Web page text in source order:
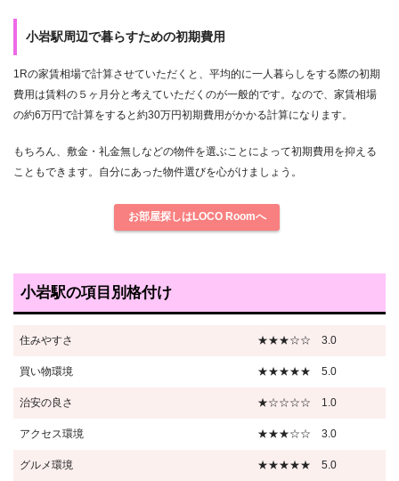
小岩駅周辺で暮らすための初期費用
1Rの家賃相場で計算させていただくと、平均的に一人暮らしをする際の初期
費用は賃料の５ヶ月分と考えていただくのが一般的です。なので、家賃相場
の約6万円で計算をすると約30万円初期費用がかかる計算になります。
もちろん、敷金・礼金無しなどの物件を選ぶことによって初期費用を抑える
こともできます。自分にあった物件選びを心がけましょう。
お部屋探しはLOCO Roomへ
小岩駅の項目別格付け
住みやすさ ★★★☆☆ 3.0
買い物環境 ★★★★★ 5.0
治安の良さ ★☆☆☆☆ 1.0
アクセス環境 ★★★☆☆ 3.0
グルメ環境 ★★★★★ 5.0